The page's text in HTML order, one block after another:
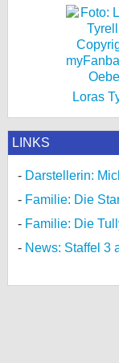
Loras
LINKS
Darstellerin:
Familie: Die
Familie: Die
News: Staffel 3